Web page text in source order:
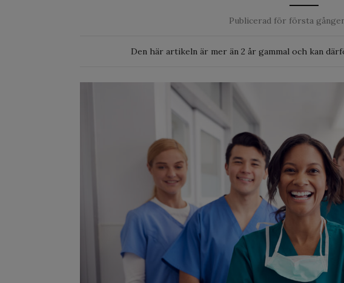
Publicerad för första
Den här artikeln är mer än 2 år gammal och kan